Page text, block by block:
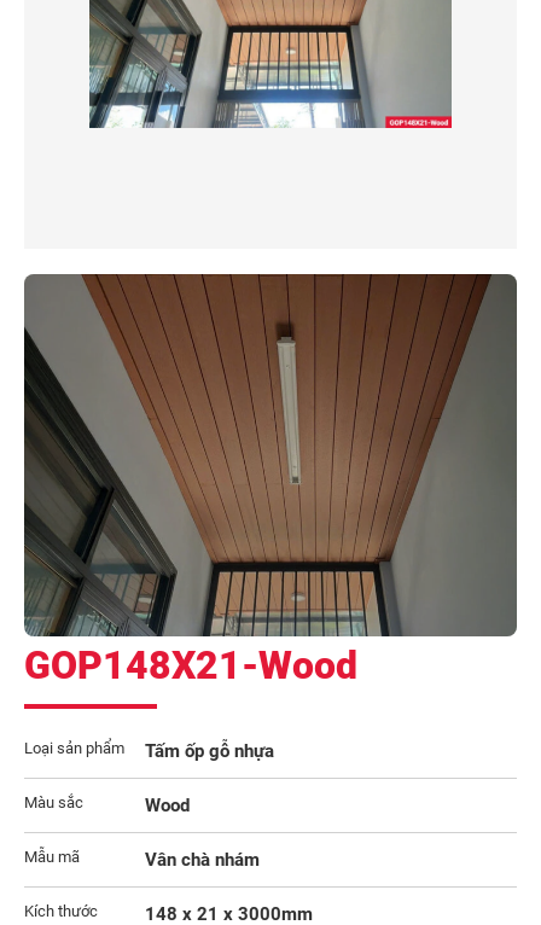
GOP148X21-Wood
Loại sản phẩm Tấm ốp gỗ nhựa
Màu sắc Wood
Mẫu mã Vân chà nhám
Kích thước 148 x 21 x 3000mm